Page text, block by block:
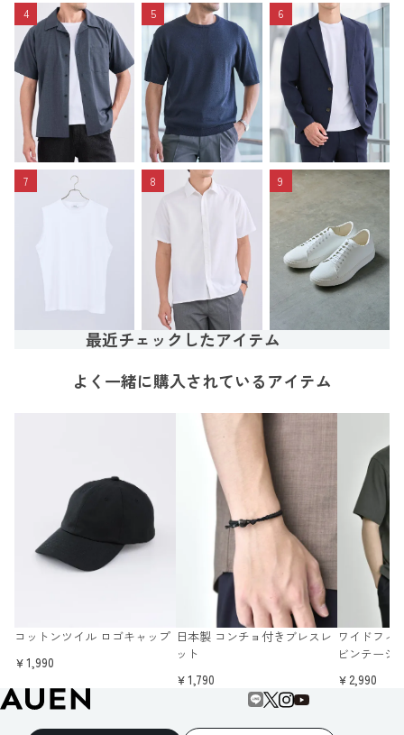
4 5 6
7 8 9
最近チェックしたアイテム
よく一緒に購入されているアイテム
コットンツイル ロゴキャップ
￥1,990
日本製 コンチョ付きブレスレ
ット
￥1,790
ワイドフィ
ビンテージ
￥2,990